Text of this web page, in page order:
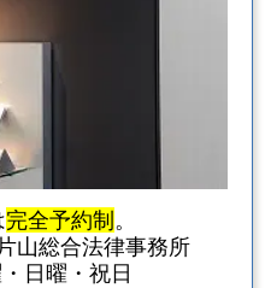
完全予約制 。
山総合法律事務所
日曜・祝日